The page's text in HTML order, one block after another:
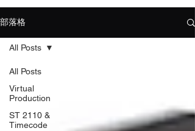
部落格
All Posts
Virtual
Production
ST 2110 &
Timecode
All Posts